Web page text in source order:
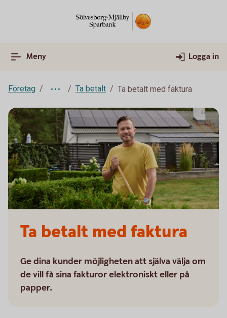
Meny Logga in
Företag Ta betalt Ta betalt med faktura
Ta betalt med faktura
Ge dina kunder möjligheten att själva välja om
de vill få sina fakturor elektroniskt eller på
papper.